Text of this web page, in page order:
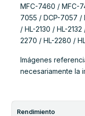
MFC-7460 / MFC-
7055 / DCP-7057 /
/ HL-2130 / HL-
2270 / HL-2280 /
Imágenes
necesariamente la
Rendimiento